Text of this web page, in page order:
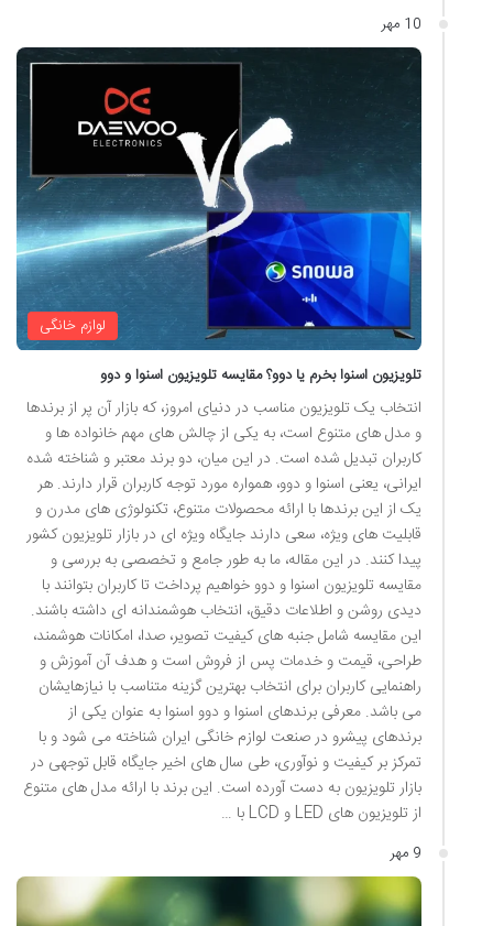
10 مهر
لوازم خانگی
تلویزیون اسنوا بخرم یا دوو؟ مقایسه تلویزیون اسنوا و دوو
انتخاب یک تلویزیون مناسب در دنیای امروز، که بازار آن پر از برندها
و مدل های متنوع است، به یکی از چالش های مهم خانواده ها و
کاربران تبدیل شده است. در این میان، دو برند معتبر و شناخته شده
ایرانی، یعنی اسنوا و دوو، همواره مورد توجه کاربران قرار دارند. هر
یک از این برندها با ارائه محصولات متنوع، تکنولوژی های مدرن و
قابلیت های ویژه، سعی دارند جایگاه ویژه ای در بازار تلویزیون کشور
پیدا کنند. در این مقاله، ما به طور جامع و تخصصی به بررسی و
مقایسه تلویزیون اسنوا و دوو خواهیم پرداخت تا کاربران بتوانند با
دیدی روشن و اطلاعات دقیق، انتخاب هوشمندانه ای داشته باشند.
این مقایسه شامل جنبه های کیفیت تصویر، صدا، امکانات هوشمند،
طراحی، قیمت و خدمات پس از فروش است و هدف آن آموزش و
راهنمایی کاربران برای انتخاب بهترین گزینه متناسب با نیازهایشان
می باشد. معرفی برندهای اسنوا و دوو اسنوا به عنوان یکی از
برندهای پیشرو در صنعت لوازم خانگی ایران شناخته می شود و با
تمرکز بر کیفیت و نوآوری، طی سال های اخیر جایگاه قابل توجهی در
بازار تلویزیون به دست آورده است. این برند با ارائه مدل های متنوع
از تلویزیون های LED و LCD با …
9 مهر